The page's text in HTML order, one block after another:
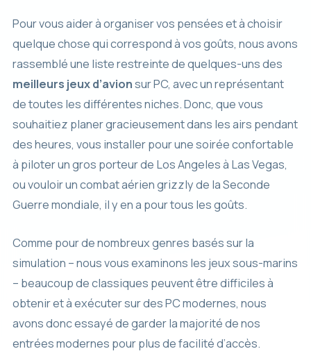
Pour vous aider à organiser vos pensées et à choisir
quelque chose qui correspond à vos goûts, nous avons
rassemblé une liste restreinte de quelques-uns des
meilleurs jeux d’avionsur PC, avec un représentant
de toutes les différentes niches. Donc, que vous
souhaitiez planer gracieusement dans les airs pendant
des heures, vous installer pour une soirée confortable
à piloter un gros porteur de Los Angeles à Las Vegas,
ou vouloir un combat aérien grizzly de la Seconde
Guerre mondiale, il y en a pour tous les goûts.
Comme pour de nombreux genres basés sur la
simulation – nous vous examinons les jeux sous-marins
– beaucoup de classiques peuvent être difficiles à
obtenir et à exécuter sur des PC modernes, nous
avons donc essayé de garder la majorité de nos
entrées modernes pour plus de facilité d’accès.